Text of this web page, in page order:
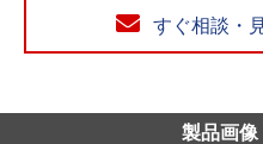
すぐ相談・
製品画像